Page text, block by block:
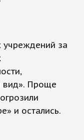
учреждений за
вид». Проще
и остались.